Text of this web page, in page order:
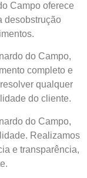
Campo oferece
desobstrução
do Campo,
completo e
qualquer
do cliente.
do Campo,
Realizamos
e transparência,